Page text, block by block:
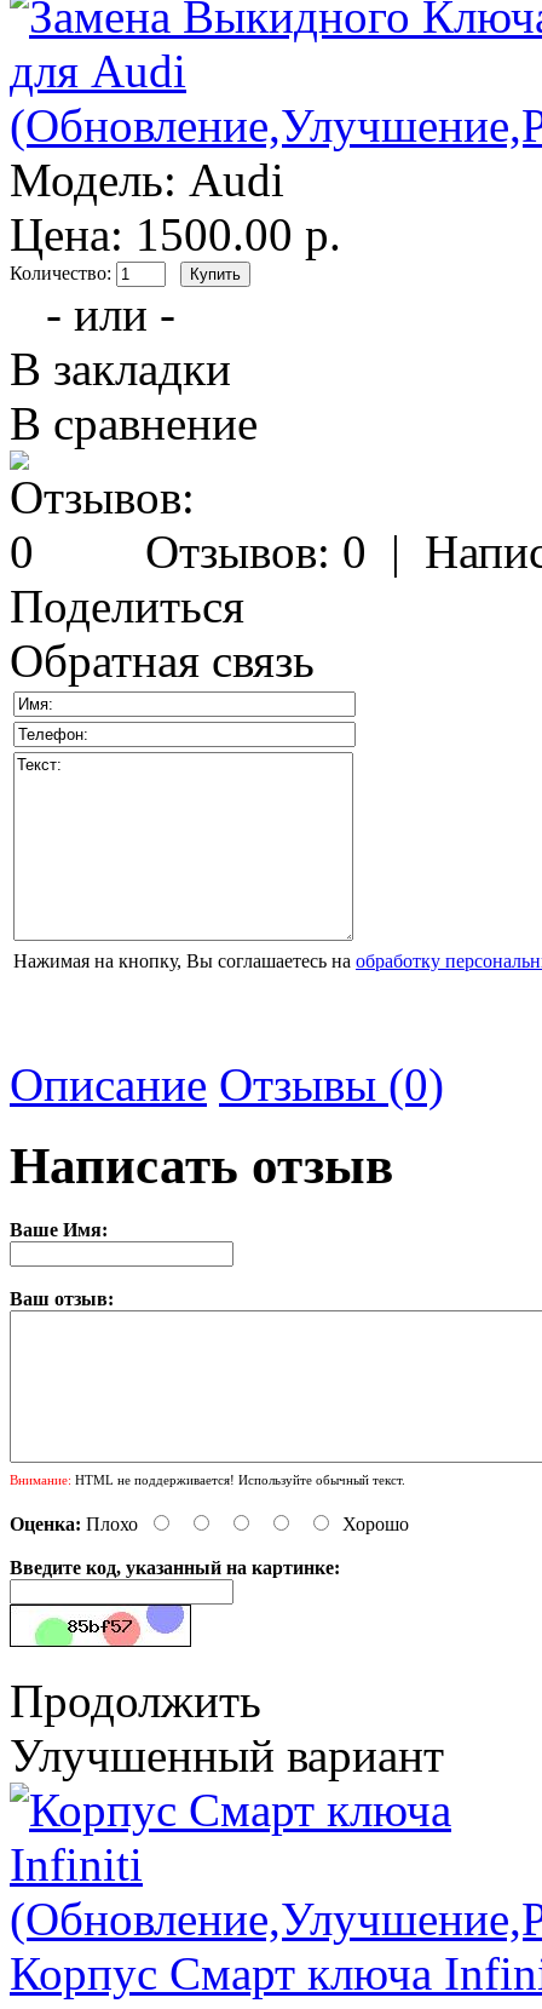
Модель: Audi
Цена: 1500.00 р.
Количество:
- или -
В закладки
В сравнение
Отзывов: 0 |
Поделиться
Обратная связь
Нажимая на кнопку, Вы соглашаетесь на обработку
Описание Отзывы (0)
Написать отзыв
Ваше Имя:
Ваш отзыв:
Внимание: HTML не поддерживается! Используйте обычный текст.
Оценка: Плохо Хорошо
Введите код, указанный на картинке:
Продолжить
Улучшенный вариант
Корпус Смарт ключа